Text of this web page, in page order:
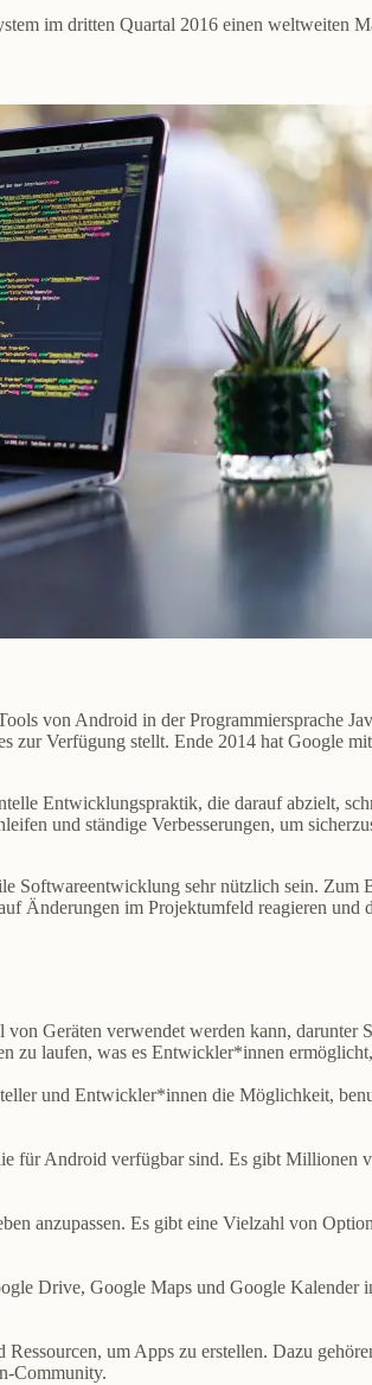
im dritten Quartal 2016 einen weltweiten
von Android in der Programmiersprache
zur Verfügung stellt. Ende 2014 hat Google
Entwicklungspraktik, die darauf abzielt,
und ständige Verbesserungen, um
sehr nützlich sein. Zum
Änderungen im Projektumfeld reagieren und
Geräten verwendet werden kann, darunter
zu laufen, was es Entwickler*innen
und Entwickler*innen die Möglichkeit,
für Android verfügbar sind. Es gibt Millionen
anzupassen. Es gibt eine Vielzahl von
Drive, Google Maps und Google Kalender
um Apps zu erstellen. Dazu
Community.